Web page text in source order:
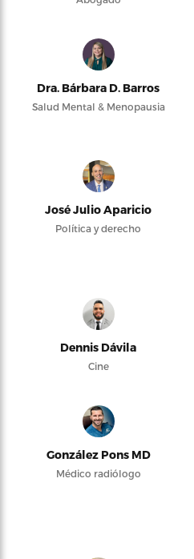
Dra. Bárbara D. Barros
Salud Mental & Menopausia
José Julio Aparicio
Política y derecho
Dennis Dávila
Cine
González Pons MD
Médico radiólogo